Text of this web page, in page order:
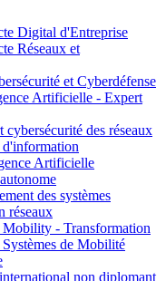
Digital d'Entreprise
Réseaux et
et Cyberdéfense
Artificielle - Expert
des réseaux
d'information
Artificielle
des systèmes
réseaux
- Transformation
de Mobilité
non diplomant